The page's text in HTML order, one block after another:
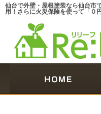
仙台で外壁・屋根塗装なら仙台市
用！さらに火災保険を使って「０